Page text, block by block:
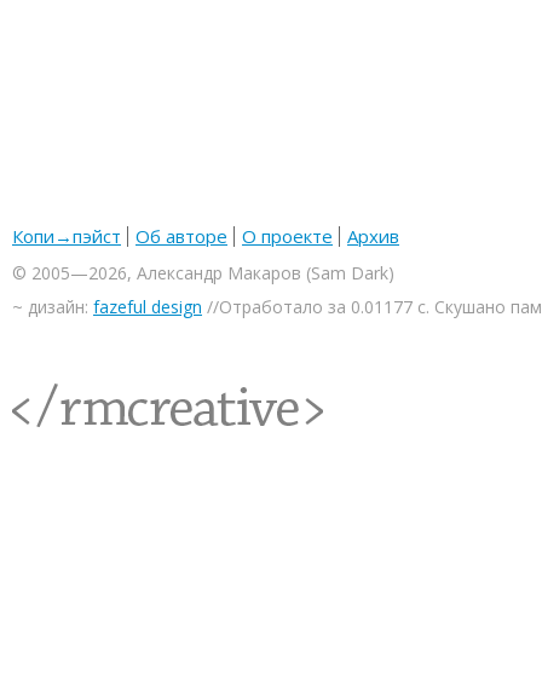
Копи→пэйст Об авторе О проекте Архив
© 2005—2026, Александр Макаров (Sam Dark)
~ дизайн: fazeful design //Отработало за 0.01177 с. Скушано
<rmcreative/>